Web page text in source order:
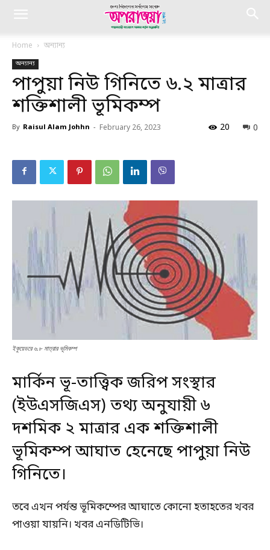
Home অন্যান্য
অন্যান্য
পাপুয়া নিউ গিনিতে ৬.২ মাত্রার
শক্তিশালী ভূমিকম্প
By Raisul Alam Johhn - February 26, 2023 0
20
ইকুয়েডরে ৬.৮ মাত্রার ভূমিকম্প
মার্কিন ভূ-তাত্ত্বিক জরিপ সংস্থার
(ইউএসজিএস) তথ্য অনুযায়ী ৬
দশমিক ২ মাত্রার এক শক্তিশালী
ভূমিকম্প আঘাত হেনেছে পাপুয়া নিউ
গিনিতে।
তবে এখন পর্যন্ত ভূমিকম্পের আঘাতে কোনো হতাহতের খবর
পাওয়া যায়নি। খবর এনডিটিভি।